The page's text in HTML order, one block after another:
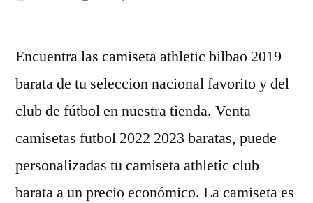
Encuentra las camiseta athletic bilbao 2019
barata de tu seleccion nacional favorito y del
club de fútbol en nuestra tienda. Venta
camisetas futbol 2022 2023 baratas, puede
personalizadas tu camiseta athletic club
barata a un precio económico. La camiseta es